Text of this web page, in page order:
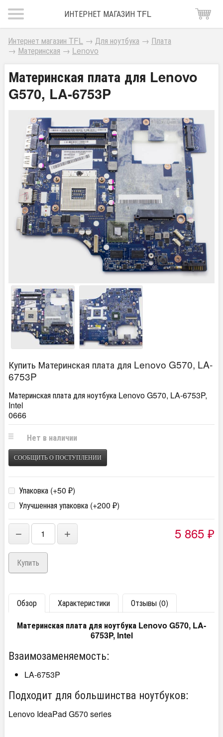
ИНТЕРНЕТ МАГАЗИН TFL
Интернет магазин TFL → Для ноутбука → Плата
→ Материнская → Lenovo
Материнская плата для Lenovo
G570, LA-6753P
Купить Материнская плата для Lenovo G570, LA-
6753P
Материнская плата для ноутбука Lenovo G570, LA-6753P,
Intel
0666
Нет в наличии
СООБЩИТЬ О ПОСТУПЛЕНИИ
Упаковка (+50 ₽)
Улучшенная упаковка (+200 ₽)
− + 5 865 ₽
Обзор Характеристики
Отзывы (0)
Материнская плата для ноутбука Lenovo G570, LA-
6753P, Intel
Взаимозаменяемость:
LA-6753P
Подходит для большинства ноутбуков:
Lenovo IdeaPad G570 series